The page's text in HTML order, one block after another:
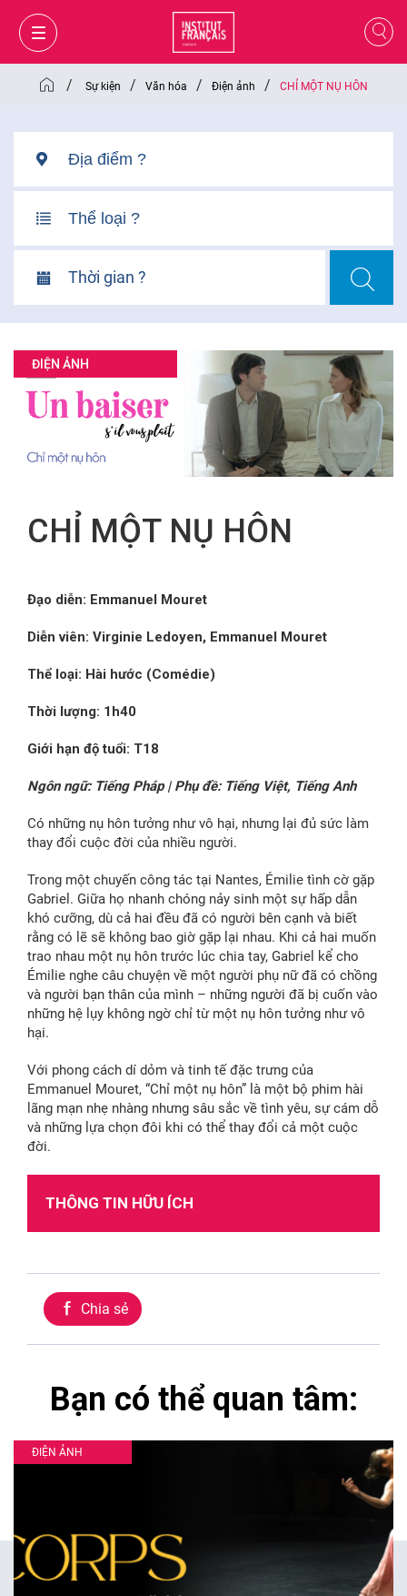
VI
VI
FR
/ Sự kiện / Văn hóa / Điện ảnh / CHỈ MỘT NỤ HÔN
Thời gian ?
ĐIỆN ẢNH
CHỈ MỘT NỤ HÔN
Đạo diễn: Emmanuel Mouret
Diễn viên: Virginie Ledoyen, Emmanuel Mouret
Thể loại: Hài hước (Comédie)
Thời lượng: 1h40
Giới hạn độ tuổi: T18
Ngôn ngữ: Tiếng Pháp | Phụ đề: Tiếng Việt, Tiếng Anh
Có những nụ hôn tưởng như vô hại, nhưng lại đủ sức làm
thay đổi cuộc đời của nhiều người.
Trong một chuyến công tác tại Nantes, Émilie tình cờ gặp
Gabriel. Giữa họ nhanh chóng nảy sinh một sự hấp dẫn
khó cưỡng, dù cả hai đều đã có người bên cạnh và biết
rằng có lẽ sẽ không bao giờ gặp lại nhau. Khi cả hai muốn
trao nhau một nụ hôn trước lúc chia tay, Gabriel kể cho
Émilie nghe câu chuyện về một người phụ nữ đã có chồng
và người bạn thân của mình – những người đã bị cuốn vào
những hệ lụy không ngờ chỉ từ một nụ hôn tưởng như vô
hại.
Với phong cách dí dỏm và tinh tế đặc trưng của
Emmanuel Mouret, “Chỉ một nụ hôn” là một bộ phim hài
lãng mạn nhẹ nhàng nhưng sâu sắc về tình yêu, sự cám dỗ
và những lựa chọn đôi khi có thể thay đổi cả một cuộc
đời.
THÔNG TIN HỮU ÍCH
Chia sẻ
Bạn có thể quan tâm:
ĐIỆN ẢNH